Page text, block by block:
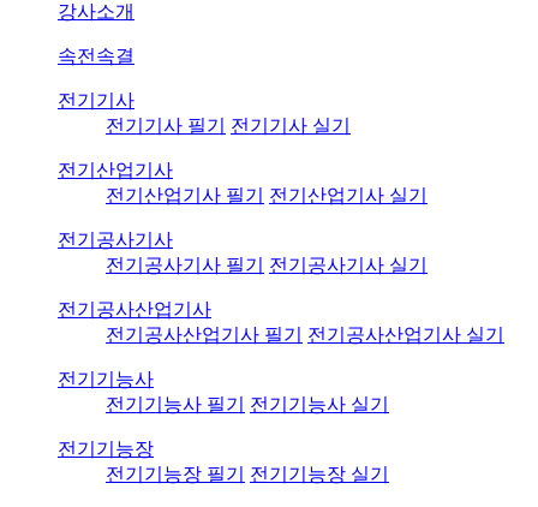
강사소개
속전속결
전기기사
전기기사 필기
전기기사 실기
전기산업기사
전기산업기사 필기
전기산업기사 실기
전기공사기사
전기공사기사 필기
전기공사기사 실기
전기공사산업기사
전기공사산업기사 필기
전기공사산업기사 실기
전기기능사
전기기능사 필기
전기기능사 실기
전기기능장
전기기능장 필기
전기기능장 실기